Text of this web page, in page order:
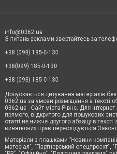
info@0362.ua
З питань реклами звертайтесь за
+38 (098) 185-0-130
+38(099) 185-0-130
+38 (093) 185-0-130
Допускається цитування матеріалів
0362.ua за умови розміщення в тексті
0362.ua - Сайт міста Рівне. Для
прямого, відкритого для пошукових
статті не нижче другого абзацу в
виняткових прав переслідується
Матеріали з плашками "Новини
матеріал", "Партнерський спецпроєкт",